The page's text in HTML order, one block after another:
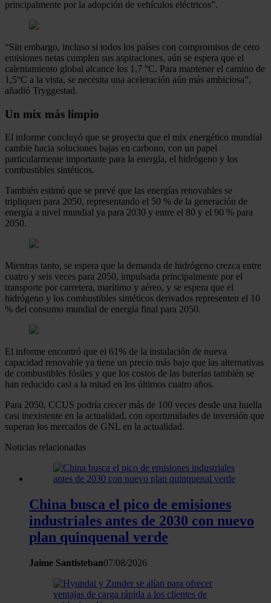
principalmente por la adopción de vehículos eléctricos”.
“Sin embargo, incluso si todos los países con compromisos de cero
emisiones netas cumplen sus aspiraciones, aún se espera que el
calentamiento global alcance los 1,7 °C. Para mantener el camino de
1,5°C a la vista, se necesita una aceleración aún más ambiciosa”,
añadió Tryggestad.
Un mix más limpio
El informe concluyó que se proyecta que el mix energético mundial
cambie hacia soluciones bajas en carbono, con un papel
particularmente importante para la energía, el hidrógeno y los
combustibles sintéticos.
También estimó que se prevé que las energías renovables se
tripliquen para 2050, representando el 50 % de la generación de
energía a nivel mundial ya para 2030 y entre el 80 y el 90 % para
2050.
Mientras tanto, se espera que la demanda de hidrógeno crezca entre
cuatro y seis veces para 2050, impulsada principalmente por el
transporte por carretera, marítimo y aéreo, y se espera que el
hidrógeno y los combustibles sintéticos derivados representen el 10
% del consumo mundial de energía final para 2050.
El informe encontró que el 61% de la instalación de nueva
capacidad renovable ya tiene un precio más bajo que las alternativas
de combustibles fósiles y que los costos de las baterías también se
han reducido casi a la mitad en los últimos cuatro años.
Para 2050, CCUS podría crecer más de 100 veces desde una huella
casi inexistente en la actualidad, con oportunidades de inversión que
superan los mercados de GNL en la actualidad.
Noticias relacionadas
China busca el pico de emisiones
industriales antes de 2030 con nuevo
plan quinquenal verde
Jaime Santisteban07/08/2026